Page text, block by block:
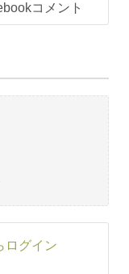
コメント
ログイン